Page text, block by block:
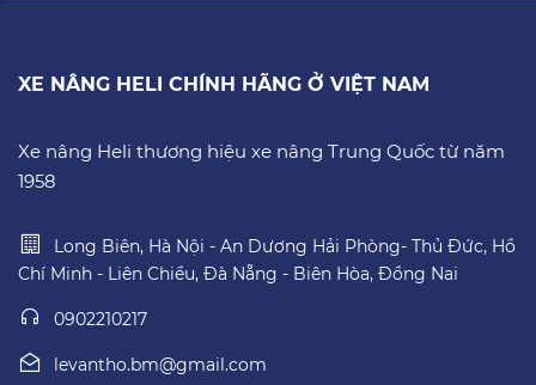
XE NÂNG HELI CHÍNH HÃNG Ở VIỆT NAM
Xe nâng Heli thương hiệu xe nâng Trung Quốc từ năm
1958
Long Biên, Hà Nội - An Dương Hải Phòng- Thủ Đức, Hồ
Chí Minh - Liên Chiểu, Đà Nẵng - Biên Hòa, Đồng Nai
0902210217
levantho.bm@gmail.com